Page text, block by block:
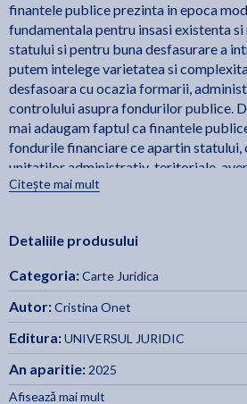
finantele publice prezinta in epoca
fundamentala pentru insasi existenta
statului si pentru buna desfasurare a
putem intelege varietatea si
desfasoara cu ocazia formarii,
controlului asupra fondurilor publice.
mai adaugam faptul ca finantele
fondurile financiare ce apartin statului,
unitatilor administrativ-teritoriale,
fenomenului financiar public.
mai completa asupra problematicii
serie de notiuni introductive,
domeniu, dar si un tablou ce se doreste
asupra controlului financiar si asupra
raspundere juridica ce pot fi antrenate
administrarii si intrebuintarii banilor
unitatilor administrativ-teritoriale.
Citește mai mult
Detaliile produsului
Categoria:Carte Juridica
Autor:Cristina Onet
Editura:UNIVERSUL JURIDIC
An aparitie: 2025
Afisează mai mult